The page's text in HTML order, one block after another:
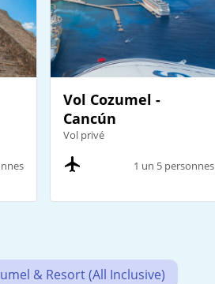
Vol Cozumel -
Cancún
Vol privé
1 un 5 personnes
& Resort (All Inclusive)